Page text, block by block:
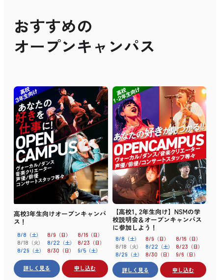
おすすめの
オープンキャンパス
高校3年生向けオープンキャンパ
ス！
8/8 （土） 8/9 （日） 8/16（日）
8/18 （火） 8/22 （土） 8/23 （日）
8/29 （土） 8/30 （日） 9/5（土）
詳しく見る 申し込む
【高校1, 2年生向け】NSMの学
校説明会＆オープンキャンパス
に参加しよう！
8/8 （土） 8/9 （日） 8/16 （日）
8/18 （火） 8/22 （土） 8/23 （日）
8/29 （土） 8/30 （日） 9/6 （日）
詳しく見る 申し込む